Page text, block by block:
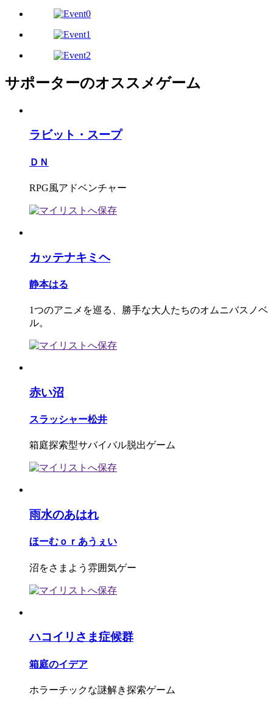
サポーターのオススメゲーム
ラビット・スープ
ＤＮ
RPG風アドベンチャー
カッテナキミヘ
静本はる
1つのアニメを巡る、勝手な大人たちのオムニバスノベ
ル。
赤い沼
スラッシャー松井
箱庭探索型サバイバル脱出ゲーム
雨水のあはれ
ほーむｏｒあうぇい
沼をさまよう雰囲気ゲー
ハコイリさま症候群
箱庭のイデア
ホラーチックな謎解き探索ゲーム